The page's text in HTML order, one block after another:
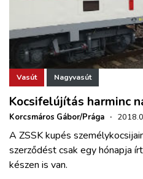
Vasút Nagyvasút
Kocsifelújítás harminc
Korcsmáros Gábor/Prága ·
A ZSSK kupés
szerződést csak egy hónapja
készen is van.